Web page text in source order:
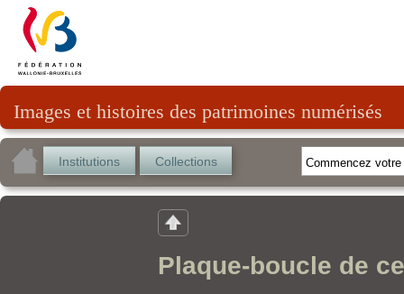
Images et histoires des patrimoines numérisés
Institutions Collections
Plaque-boucle de